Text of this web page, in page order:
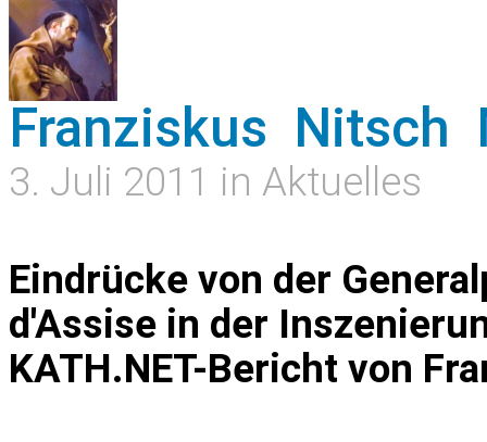
Franziskus  Nitsch
3. Juli 2011 in Aktuelles
Eindrücke von der
d'Assise in der
KATH.NET-Bericht von